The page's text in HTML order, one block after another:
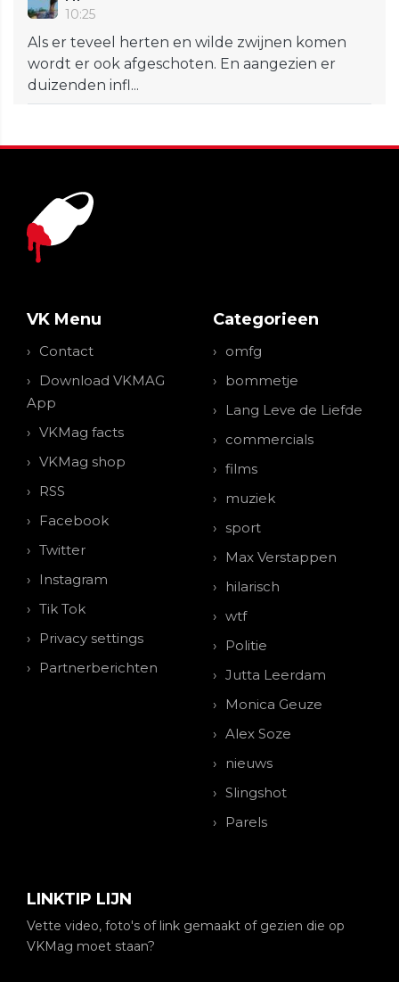
10:25
Als er teveel herten en wilde zwijnen komen
wordt er ook afgeschoten. En aangezien er
duizenden infl...
VK Menu
Contact
Download VKMAG
App
VKMag facts
VKMag shop
RSS
Facebook
Twitter
Instagram
Tik Tok
Privacy settings
Partnerberichten
Categorieen
omfg
bommetje
Lang Leve de Liefde
commercials
films
muziek
sport
Max Verstappen
hilarisch
wtf
Politie
Jutta Leerdam
Monica Geuze
Alex Soze
nieuws
Slingshot
Parels
LINKTIP LIJN
Vette video, foto's of link gemaakt of gezien die op
VKMag moet staan?